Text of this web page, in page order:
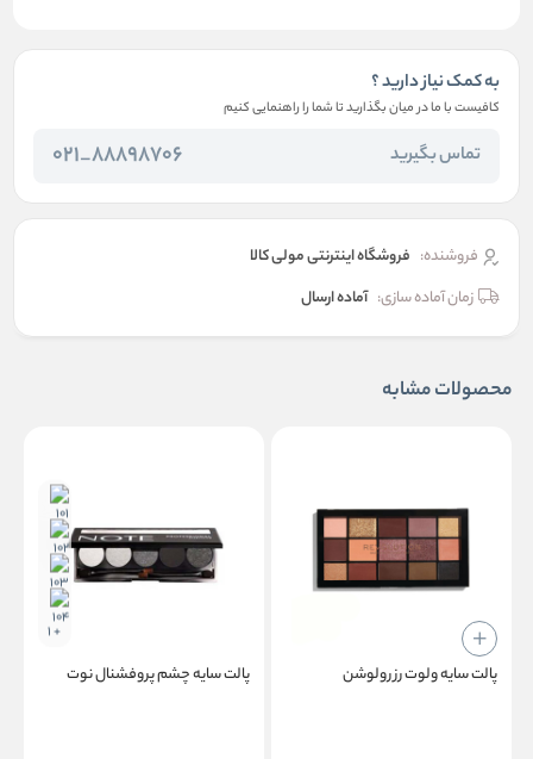
به کمک نیاز دارید ؟
کافیست با ما در میان بگذارید تا شما را راهنمایی کنیم
تماس بگیرید 88898706_021
فروشنده: فروشگاه اینترنتی مولی کالا
زمان آماده سازی: آماده ارسال
محصولات مشابه
پالت سایه ولوت رز رولوشن
+ 1
پالت سایه چشم پروفشنال نوت